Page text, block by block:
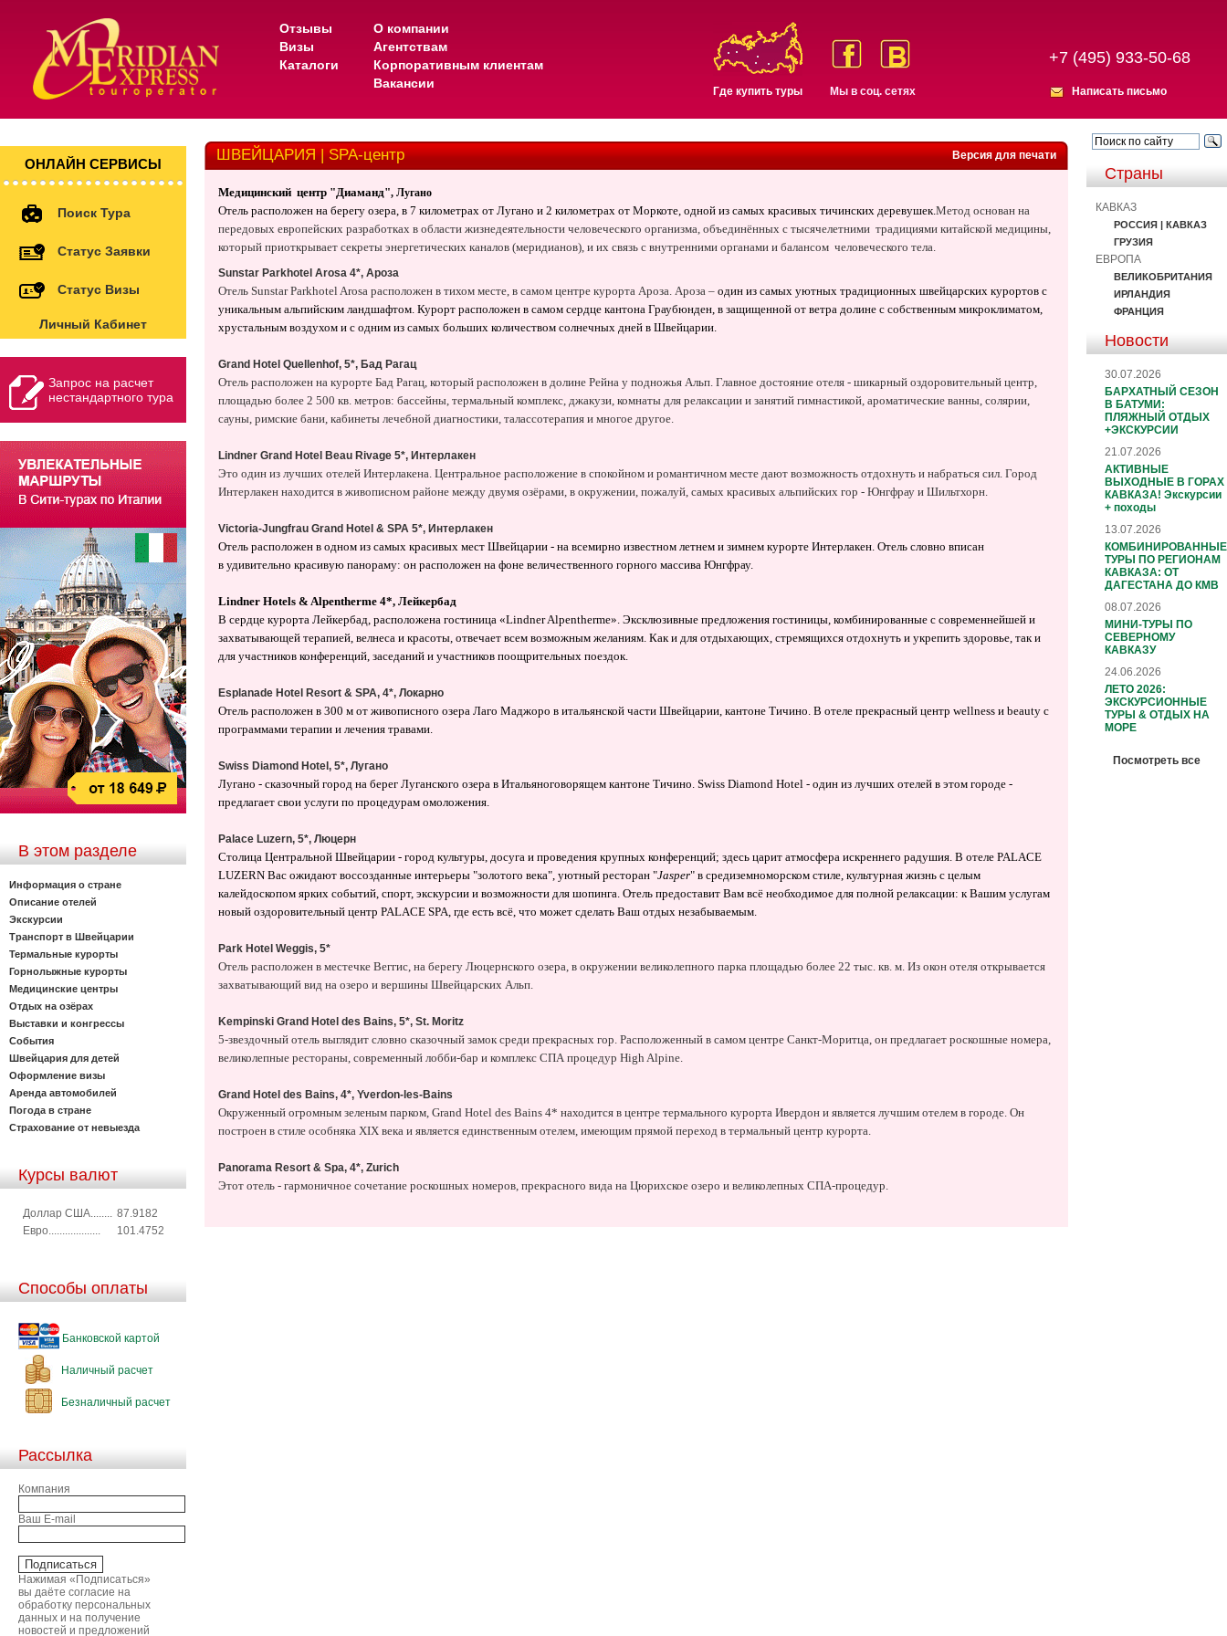
Отзывы
Визы
Каталоги
О компании
Агентствам
Корпоративным клиентам
Вакансии
Где купить туры Мы в соц. сетях
+7 (495) 933-50-68
Написать письмо
ОНЛАЙН СЕРВИСЫ
Поиск Тура
Статус Заявки
Статус Визы
Личный Кабинет
Запрос на расчет
нестандартного тура
В этом разделе
Информация о стране
Описание отелей
Экскурсии
Транспорт в Швейцарии
Термальные курорты
Горнолыжные курорты
Медицинские центры
Отдых на озёрах
Выставки и конгрессы
События
Швейцария для детей
Оформление визы
Аренда автомобилей
Погода в стране
Страхование от невыезда
Курсы валют
Доллар США........ 87.9182
Евро...................
101.4752
Способы оплаты
Банковской картой
Наличный расчет
Безналичный расчет
Рассылка
Компания
Ваш E-mail
Нажимая «Подписаться»
вы даёте согласие на
обработку персональных
данных и на получение
новостей и предложений
Версия для печати
ШВЕЙЦАРИЯ | SPA-центр
Медицинский центр "Диаманд", Лугано
Отель расположен на берегу озера, в 7 километрах от Лугано и 2 километрах от Моркоте, одной из самых красивых тичинских деревушек.Метод основан на
передовых европейских разработках в области жизнедеятельности человеческого организма, объединённых с тысячелетними традициями китайской медицины,
который приоткрывает секреты энергетических каналов (меридианов), и их связь с внутренними органами и балансом человеческого тела.
Sunstar Parkhotel Arosa 4*, Ароза
Отель Sunstar Parkhotel Arosa расположен в тихом месте, в самом центре курорта Ароза. Ароза – один из самых уютных традиционных швейцарских курортов с
уникальным альпийским ландшафтом. Курорт расположен в самом сердце кантона Граубюнден, в защищенной от ветра долине с собственным микроклиматом,
хрустальным воздухом и с одним из самых больших количеством солнечных дней в Швейцарии.
Grand Hotel Quellenhof, 5*, Бад Рагац
Отель расположен на курорте Бад Рагац, который расположен в долине Рейна у подножья Альп. Главное достояние отеля - шикарный оздоровительный центр,
площадью более 2 500 кв. метров: бассейны, термальный комплекс, джакузи, комнаты для релаксации и занятий гимнастикой, ароматические ванны, солярии,
сауны, римские бани, кабинеты лечебной диагностики, талассотерапия и многое другое.
Lindner Grand Hotel Beau Rivage 5*, Интерлакен
Это один из лучших отелей Интерлакена. Центральное расположение в спокойном и романтичном месте дают возможность отдохнуть и набраться сил. Город
Интерлакен находится в живописном районе между двумя озёрами, в окружении, пожалуй, самых красивых альпийских гор - Юнгфрау и Шильтхорн.
Victoria-Jungfrau Grand Hotel & SPA 5*, Интерлакен
Отель расположен в одном из самых красивых мест Швейцарии - на всемирно известном летнем и зимнем курорте Интерлакен. Отель словно вписан
в удивительно красивую панораму: он расположен на фоне величественного горного массива Юнгфрау.
Lindner Hotels & Alpentherme 4*, Лейкербад
В сердце курорта Лейкербад, расположена гостиница «Lindner Alpentherme». Эксклюзивные предложения гостиницы, комбинированные с современнейшей и
захватывающей терапией, велнеса и красоты, отвечает всем возможным желаниям. Как и для отдыхающих, стремящихся отдохнуть и укрепить здоровье, так и
для участников конференций, заседаний и участников поощрительных поездок.
Esplanade Hotel Resort & SPA, 4*, Локарно
Отель расположен в 300 м от живописного озера Лаго Маджоро в итальянской части Швейцарии, кантоне Тичино. В отеле прекрасный центр wellness и beauty с
программами терапии и лечения травами.
Swiss Diamond Hotel, 5*, Лугано
Лугано - сказочный город на берег Луганского озера в Итальяноговорящем кантоне Тичино. Swiss Diamond Hotel - один из лучших отелей в этом городе -
предлагает свои услуги по процедурам омоложения.
Palace Luzern, 5*, Люцерн
Столица Центральной Швейцарии - город культуры, досуга и проведения крупных конференций; здесь царит атмосфера искреннего радушия. В отеле PALACE
LUZERN Вас ожидают воссозданные интерьеры "золотого века", уютный ресторан "Jasper" в средиземноморском стиле, культурная жизнь с целым
калейдоскопом ярких событий, спорт, экскурсии и возможности для шопинга. Отель предоставит Вам всё необходимое для полной релаксации: к Вашим услугам
новый оздоровительный центр PALACE SPA, где есть всё, что может сделать Ваш отдых незабываемым.
Park Hotel Weggis, 5*
Отель расположен в местечке Веггис, на берегу Люцернского озера, в окружении великолепного парка площадью более 22 тыс. кв. м. Из окон отеля открывается
захватывающий вид на озеро и вершины Швейцарских Альп.
Kempinski Grand Hotel des Bains, 5*, St. Moritz
5-звездочный отель выглядит словно сказочный замок среди прекрасных гор. Расположенный в самом центре Санкт-Моритца, он предлагает роскошные номера,
великолепные рестораны, современный лобби-бар и комплекс СПА процедур High Alpine.
Grand Hotel des Bains, 4*, Yverdon-les-Bains
Окруженный огромным зеленым парком, Grand Hotel des Bains 4* находится в центре термального курорта Ивердон и является лучшим отелем в городе. Он
построен в стиле особняка XIX века и является единственным отелем, имеющим прямой переход в термальный центр курорта.
Panorama Resort & Spa, 4*, Zurich
Этот отель - гармоничное сочетание роскошных номеров, прекрасного вида на Цюрихское озеро и великолепных СПА-процедур.
Страны
КАВКАЗ
РОССИЯ | КАВКАЗ
ГРУЗИЯ
ЕВРОПА
ВЕЛИКОБРИТАНИЯ
ИРЛАНДИЯ
ФРАНЦИЯ
Новости
30.07.2026
БАРХАТНЫЙ СЕЗОН
В БАТУМИ:
ПЛЯЖНЫЙ ОТДЫХ
+ЭКСКУРСИИ
21.07.2026
АКТИВНЫЕ
ВЫХОДНЫЕ В ГОРАХ
КАВКАЗА! Экскурсии
+ походы
13.07.2026
КОМБИНИРОВАННЫЕ
ТУРЫ ПО РЕГИОНАМ
КАВКАЗА: ОТ
ДАГЕСТАНА ДО КМВ
08.07.2026
МИНИ-ТУРЫ ПО
СЕВЕРНОМУ
КАВКАЗУ
24.06.2026
ЛЕТО 2026:
ЭКСКУРСИОННЫЕ
ТУРЫ & ОТДЫХ НА
МОРЕ
Посмотреть все